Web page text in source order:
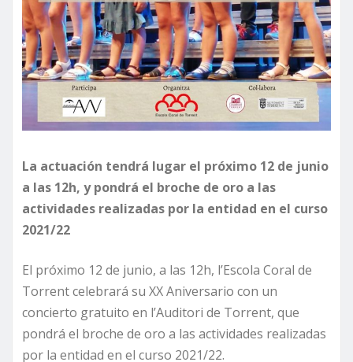
La actuación tendrá lugar el próximo 12 de junio
a las 12h, y pondrá el broche de oro a las
actividades realizadas por la entidad en el curso
2021/22
El próximo 12 de junio, a las 12h, l’Escola Coral de
Torrent celebrará su XX Aniversario con un
concierto gratuito en l’Auditori de Torrent, que
pondrá el broche de oro a las actividades realizadas
por la entidad en el curso 2021/22.